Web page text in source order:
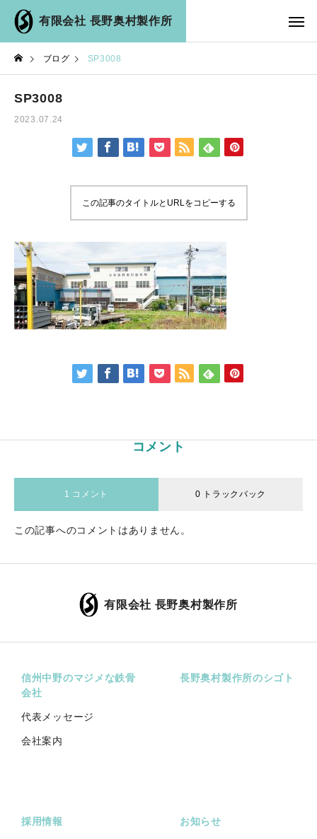
有限会社 長野奥村製作所
ブログ SP3008
SP3008
2023.07.24
この記事のタイトルとURLをコピーする
コメント
1 コメント 0 トラックバック
この記事へのコメントはありません。
有限会社 長野奥村製作所
信州中野のマジメな鉄骨
会社
代表メッセージ
会社案内
長野奥村製作所のシゴト
採用情報 お知らせ